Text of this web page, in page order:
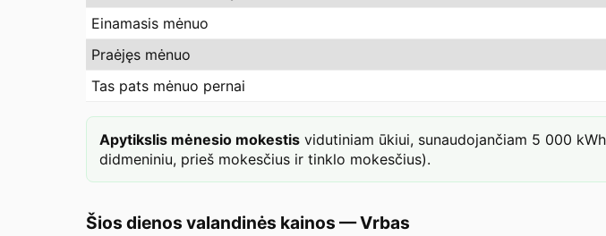
Einamasis mėnuo
Praėjęs mėnuo
Tas pats mėnuo pernai
Apytikslis mėnesio mokestis vidutiniam ūkiui, sunaudojančiam 5 000
didmeniniu, prieš mokesčius ir tinklo mokesčius).
Šios dienos valandinės kainos —Vrbas